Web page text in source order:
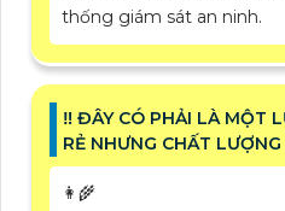
thống giám sát an ninh.
‼️ ĐÂY CÓ PHẢI LÀ MỘT
RẺ NHƯNG CHẤT
👩‍🌾